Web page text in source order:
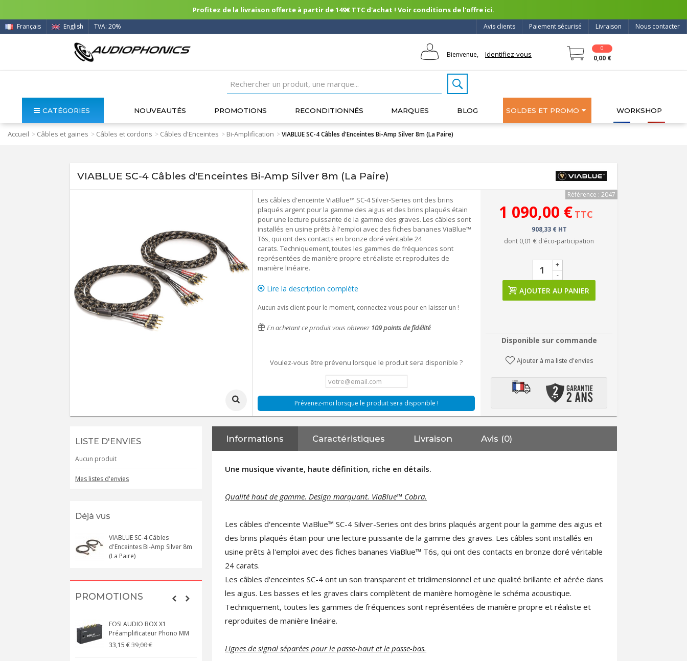
Profitez de la livraison offerte à partir de 149€ TTC d'achat ! Voir conditions de l'offre ici.
Nous contacter
Livraison
Paiement sécurisé
Avis clients
Français English TVA: 20%
Bienvenue, Identifiez-vous
0
0,00 €
CATÉGORIES NOUVEAUTÉS PROMOTIONS RECONDITIONNÉS MARQUES BLOG SOLDES ET PROMO WORKSHOP
Accueil > Câbles et gaines > Câbles et cordons > Câbles d'Enceintes > Bi-Amplification >VIABLUE SC-4 Câbles d'Enceintes Bi-Amp Silver 8m (La Paire)
VIABLUE SC-4 Câbles d'Enceintes Bi-Amp Silver 8m (La Paire)
Les câbles d'enceinte ViaBlue™ SC-4 Silver-Series ont des brins
plaqués argent pour la gamme des aigus et des brins plaqués étain
pour une lecture puissante de la gamme des graves. Les câbles sont
installés en usine prêts à l'emploi avec des fiches bananes ViaBlue™
T6s, qui ont des contacts en bronze doré véritable 24
carats. Techniquement, toutes les gammes de fréquences sont
représentées de manière propre et réaliste et reproduites de
manière linéaire.
Lire la description complète
Aucun avis client pour le moment, connectez-vous pour en laisser un !
En achetant ce produit vous obtenez 109points de fidélité
Voulez-vous être prévenu lorsque le produit sera disponible ?
Prévenez-moi lorsque le produit sera disponible !
Référence : 2047
1 090,00 € TTC
908,33 € HT
dont 0,01 € d'éco-participation
-
+
AJOUTER AU PANIER
Disponible sur commande
Ajouter à ma liste d'envies
LISTE D'ENVIES
Aucun produit
Mes listes d'envies
Déjà vus
VIABLUE SC-4 Câbles
d'Enceintes Bi-Amp Silver 8m
(La Paire)
PROMOTIONS
FOSI AUDIO BOX X1
Préamplificateur Phono MM
33,15 €39,00 €
NEUTRIK NC3FXX Connecteur
4,95 €
Informations Caractéristiques Livraison Avis (0)
Une musique vivante, haute définition, riche en détails.
Qualité haut de gamme. Design marquant. ViaBlue™ Cobra.
Les câbles d'enceinte ViaBlue™ SC-4 Silver-Series ont des brins plaqués argent pour la gamme des aigus et
des brins plaqués étain pour une lecture puissante de la gamme des graves. Les câbles sont installés en
usine prêts à l'emploi avec des fiches bananes ViaBlue™ T6s, qui ont des contacts en bronze doré véritable
24 carats.
Les câbles d'enceintes SC-4 ont un son transparent et tridimensionnel et une qualité brillante et aérée dans
les aigus. Les basses et les graves clairs complètent de manière homogène le schéma acoustique.
Techniquement, toutes les gammes de fréquences sont représentées de manière propre et réaliste et
reproduites de manière linéaire.
Lignes de signal séparées pour le passe-haut et le passe-bas.